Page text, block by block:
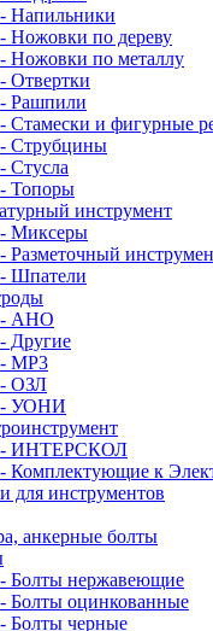
- Напильники
- Ножовки по дереву
- Ножовки по металлу
- Отвертки
- Рашпили
- Стамески и фигурные
- Струбцины
- Стусла
- Топоры
инструмент
- Миксеры
- Разметочный
- Шпатели
- АНО
- Другие
- МР3
- ОЗЛ
- УОНИ
- ИНТЕРСКОЛ
- Комплектующие к
для инструментов
анкерные болты
- Болты нержавеющие
- Болты оцинкованные
- Болты черные